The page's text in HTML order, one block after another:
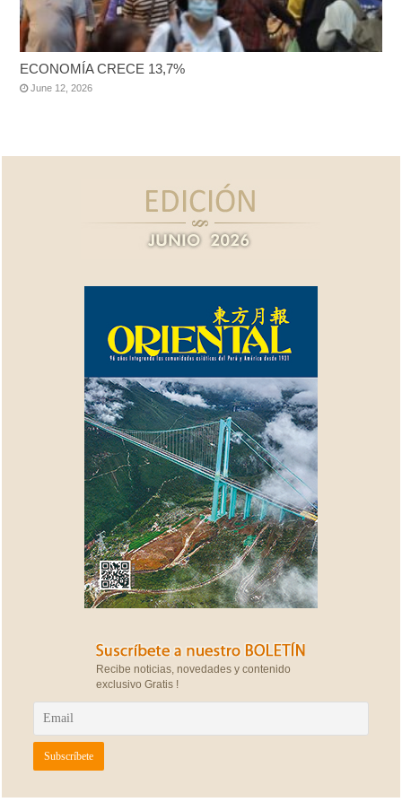
ECONOMÍA CRECE 13,7%
June 12, 2026
Recibe noticias, novedades y contenido
exclusivo Gratis !